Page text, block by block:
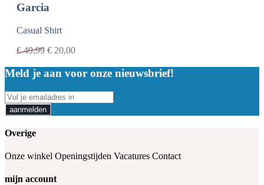
Garcia
Casual Shirt
€49,99 € 20,00
Meld je aan voor onze nieuwsbrief!
aanmelden
Overige
Onze winkel Openingstijden Vacatures Contact
mijn account